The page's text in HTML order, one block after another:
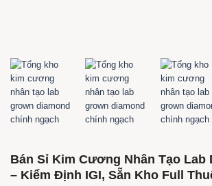
Bán Sỉ Kim Cương Nhân Tạo Lab
– Kiểm Định IGI, Sẵn Kho Full